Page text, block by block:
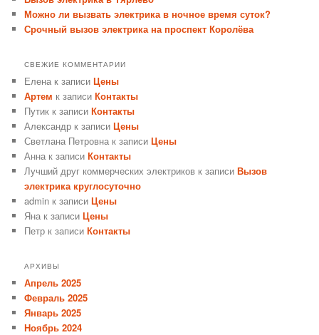
Можно ли вызвать электрика в ночное время суток?
Срочный вызов электрика на проспект Королёва
СВЕЖИЕ КОММЕНТАРИИ
Елена к записиЦены
Артем к записиКонтакты
Путик к записиКонтакты
Александр к записиЦены
Светлана Петровна к записиЦены
Анна к записиКонтакты
Лучший друг коммерческих электриков к записиВызов
электрика круглосуточно
admin к записиЦены
Яна к записиЦены
Петр к записиКонтакты
АРХИВЫ
Апрель 2025
Февраль 2025
Январь 2025
Ноябрь 2024